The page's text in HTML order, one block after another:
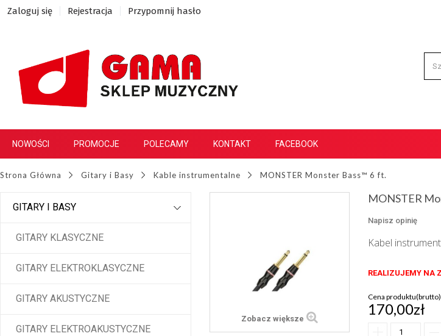
Zaloguj się Rejestracja Przypomnij hasło
NOWOŚCI PROMOCJE POLECAMY KONTAKT FACEBOOK
Strona Główna Gitary i Basy Kable instrumentalne MONSTER Monster Bass™ 6 ft.
GITARY I BASY
GITARY KLASYCZNE
GITARY ELEKTROKLASYCZNE
GITARY AKUSTYCZNE
GITARY ELEKTROAKUSTYCZNE
Zobacz większe
MONSTER
Napisz opinię
Kabel
REALIZUJEMY NA
Cena
170,00zł